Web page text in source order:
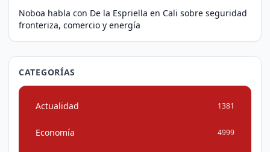
Noboa habla con De la Espriella en Cali sobre seguridad
fronteriza, comercio y energía
CATEGORÍAS
Actualidad 1381
Economía 4999